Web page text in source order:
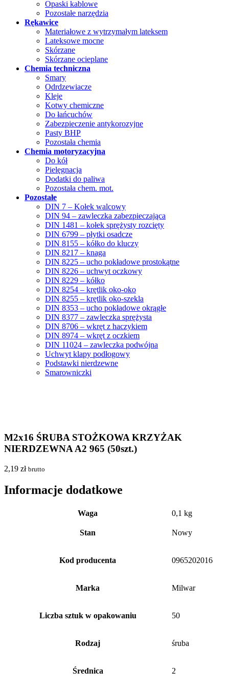
Opaski kablowe
Pozostałe narzędzia
Rękawice
Materiałowe z wytrzymałym lateksem
Lateksowe mocne
Skórzane
Skórzane ocieplane
Chemia techniczna
Smary
Odrdzewiacze
Kleje
Kotwy chemiczne
Do łańcuchów
Zabezpieczenie antykorozyjne
Pasty BHP
Pozostała chemia
Chemia motoryzacyjna
Do kół
Pielęgnacja
Dodatki do paliwa
Pozostała chem. mot.
Pozostałe
DIN 7 – Kołek walcowy
DIN 94 – zawleczka zabezpieczająca
DIN 1481 – kołek sprężysty rozcięty
DIN 6799 – płytki osadcze
DIN 8155 – kółko do kluczy
DIN 8217 – knaga
DIN 8225 – ucho pokładowe prostokątne
DIN 8226 – uchwyt oczkowy
DIN 8229 – kółko
DIN 8254 – krętlik oko-oko
DIN 8255 – krętlik oko-szekla
DIN 8353 – ucho pokładowe okrągłe
DIN 8377 – zawleczka sprężysta
DIN 8706 – wkręt z haczykiem
DIN 8974 – wkręt z oczkiem
DIN 11024 – zawleczka podwójna
Uchwyt klapy podłogowy
Podstawki nierdzewne
Smarowniczki
M2x16 ŚRUBA STOŻKOWA KRZYŻAK
NIERDZEWNA A2 965 (50szt.)
2,19 zł brutto
Informacje dodatkowe
Waga 0,1 kg
Stan Nowy
Kod producenta 0965202016
Marka Milwar
Liczba sztuk w opakowaniu 50
Rodzaj śruba
Średnica 2